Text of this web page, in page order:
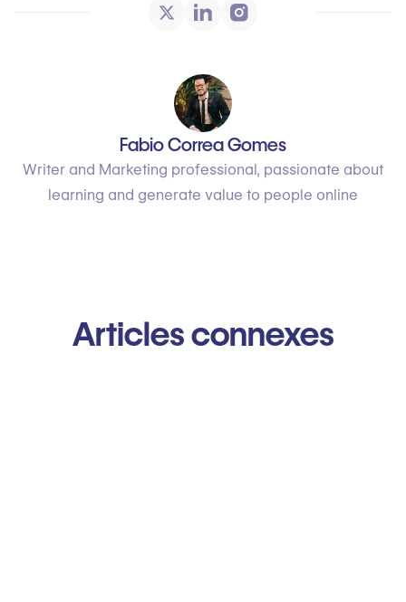
Fabio Correa Gomes
Writer and Marketing professional, passionate about
learning and generate value to people online
Articles connexes